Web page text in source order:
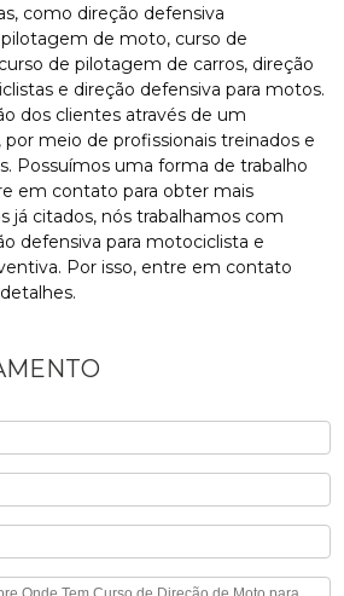
como direção defensiva
de moto, curso de
de pilotagem de carros, direção
e direção defensiva para motos.
dos clientes através de um
meio de profissionais treinados e
Possuímos uma forma de trabalho
em contato para obter mais
já citados, nós trabalhamos com
defensiva para motociclista e
Por isso, entre em contato